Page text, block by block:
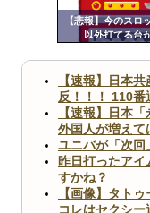
【悲報】今のスロ
以外打てる台
更新
ツー
【速報】日本
反！！！ 110番
【速報】日本
外国人が増えて
ユニバが「次回
昨日打ったア
すかね？
【画像】タト
コレはセクシー